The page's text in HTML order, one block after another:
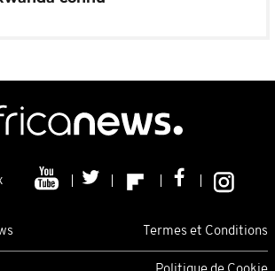
Termes et Conditions